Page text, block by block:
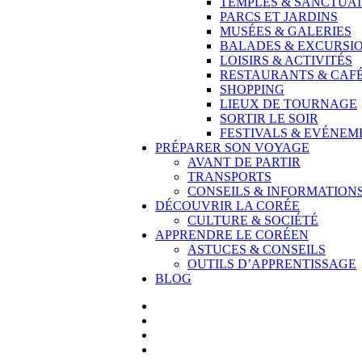
PARCS ET JARDINS
MUSÉES & GALERIES
BALADES &
LOISIRS & ACTIVITÉS
RESTAURANTS &
SHOPPING
LIEUX DE TOURNAGE
SORTIR LE SOIR
FESTIVALS &
PRÉPARER SON VOYAGE
AVANT DE PARTIR
TRANSPORTS
CONSEILS &
DÉCOUVRIR LA CORÉE
CULTURE & SOCIÉTÉ
APPRENDRE LE CORÉEN
ASTUCES & CONSEILS
OUTILS D’APPRENTISSAGE
BLOG